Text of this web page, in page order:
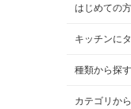
はじめての
キッチンに
種類から探す
カテゴリか